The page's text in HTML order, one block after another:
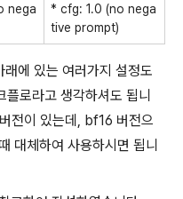
nega
* cfg: 1.0 (no nega
tive prompt)
에 있는 여러가지 설정도
로라고 생각하셔도 됩니
전이 있는데, bf16 버전으
대체하여 사용하시면 됩니